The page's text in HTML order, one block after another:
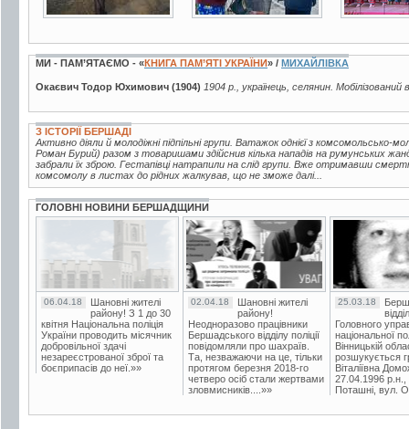
МИ - ПАМ’ЯТАЄМО - «КНИГА ПАМ’ЯТІ УКРАЇНИ» / МИХАЙЛІВКА
Окаєвич Тодор Юхимович (1904) 1904 р., українець, селянин.
З ІСТОРІЇ БЕРШАДІ
Активно діяли й молодіжні підпільні групи. Ватажок однієї з комсомольсько-
Роман Бурий) разом з товаришами здійснив кілька нападів на румунських
забрали їх зброю. Гестапівці натрапили на слід групи. Вже отримавши
комсомолу в листах до рідних жалкував, що не зможе далі...
ГОЛОВНІ НОВИНИ БЕРШАДЩИНИ
06.04.18
Шановні жителі
району! З 1 до 30
квітня Національна поліція
України проводить місячник
добровільної здачі
незареєстрованої зброї та
боєприпасів до неї.»»
02.04.18
Шановні жителі
району!
Неодноразово працівники
Бершадського відділу поліції
повідомляли про шахраїв.
Та, незважаючи на це, тільки
протягом березня 2018-го
четверо осіб стали жертвами
зловмисників....»»
25.03.18
Головного
національної
Вінницькій
розшукується
Віталіївна
27.04.1996 р.н.,
Поташні, вул.